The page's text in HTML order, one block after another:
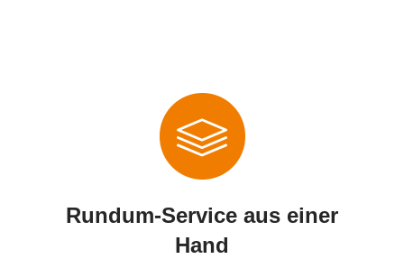
Rundum-Service aus einer
Hand